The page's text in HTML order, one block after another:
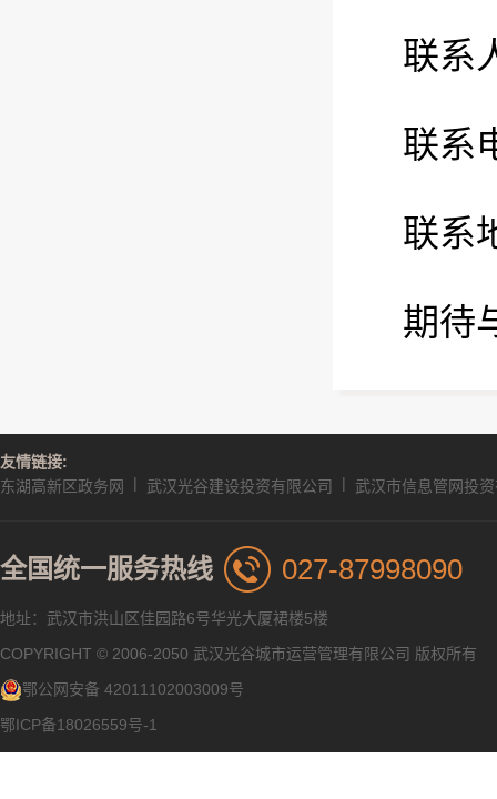
联系
联系
联系
期待
友情链接:
东湖高新区政务网
| 武汉光谷建设投资有限公司 | 武汉市信息管网投
全国统一服务热线 027-87998090
地址：武汉市洪山区佳园路6号华光大厦裙楼5楼
COPYRIGHT © 2006-2050 武汉光谷城市运营管理有限公司 版权所有
鄂公网安备 42011102003009号
鄂ICP备18026559号-1